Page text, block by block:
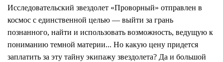
Исследовательский звездолет «Проворный» отправлен в
космос с единственной целью — выйти за грань
познанного, найти и использовать возможность, ведущую к
пониманию темной материи... Но какую цену придется
заплатить за эту тайну экипажу звездолета? Да и большой